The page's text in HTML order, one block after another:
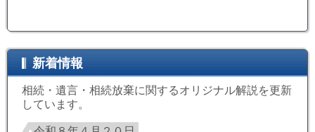
新着情報
相続・遺言・相続放棄に関するオリジナル解説を更新
しています。